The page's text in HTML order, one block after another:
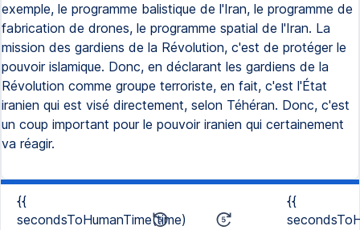
exemple, le programme balistique de l'Iran, le programme de
fabrication de drones, le programme spatial de l'Iran. La
mission des gardiens de la Révolution, c'est de protéger le
pouvoir islamique. Donc, en déclarant les gardiens de la
Révolution comme groupe terroriste, en fait, c'est l'État
iranien qui est visé directement, selon Téhéran. Donc, c'est
un coup important pour le pouvoir iranien qui certainement
va réagir.
{{
secondsToHumanTime(time)
{{